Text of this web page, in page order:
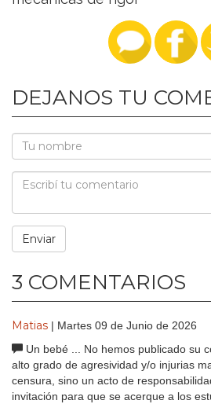
DEJANOS TU
3 COMENTARIOS
Matias | Martes 09 de Junio de 2026
Un bebé ... No hemos publicado su
alto grado de agresividad y/o injurias
censura, sino un acto de
invitación para que se acerque a los